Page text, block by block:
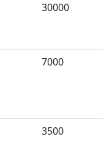
30000
7000
3500